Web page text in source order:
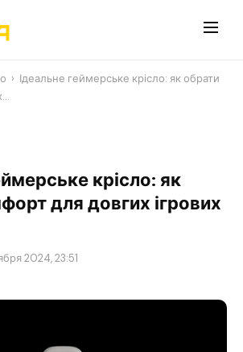
› Ідеальне геймерське крісло: як обрати
крісло: як
для довгих ігрових
2024, 23:51